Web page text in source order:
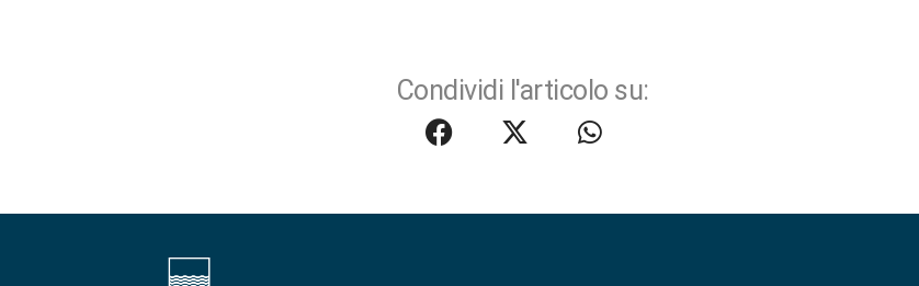
Condividi l'articolo su: